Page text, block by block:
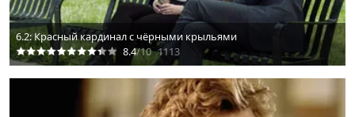
6.2: Красный кардинал с чёрными крыльями
8.4/10 1113